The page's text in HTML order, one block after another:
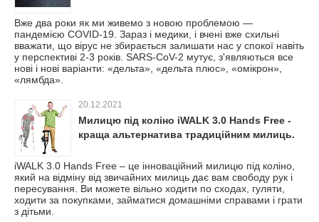
Вже два роки як ми живемо з новою проблемою —
пандемією COVID-19. Зараз і медики, і вчені вже схильні
вважати, що вірус не збирається залишати нас у спокої навіть
у перспективі 2-3 років. SARS-CoV-2 мутує, з'являються все
нові і нові варіанти: «дельта», «дельта плюс», «омікрон»,
«лямбда».
20.12.2021
Милицю під коліно iWALK 3.0 Hands Free -
краща альтернатива традиційним милиць.
iWALK 3.0 Hands Free – це інноваційний милицю під коліно,
який на відміну від звичайних милиць дає вам свободу рук і
пересування. Ви можете вільно ходити по сходах, гуляти,
ходити за покупками, займатися домашніми справами і грати
з дітьми.